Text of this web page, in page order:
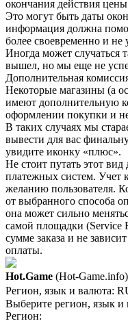
окончания действия
Это могут быть даты
информация должна
более своевременно и не
Иногда может случаться
вышел, но мы еще не
Дополнительная
Некоторые магазины (а
имеют дополнительную
оформлении покупки и
В таких случаях мы
вывести для вас
увидите иконку «плюс».
Не стоит путать этот
платежных систем. Учет
желанию пользователя.
от выбранного способа
она может сильно
самой площадки (Service
сумме заказа и не
оплаты.
Hot.Game (Hot-
Регион, язык и валюта:
Выберите регион, язык и
Регион: